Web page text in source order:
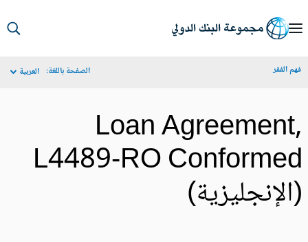
الفقر الصفحة باللغة: العربية
Loan
L4489-RO